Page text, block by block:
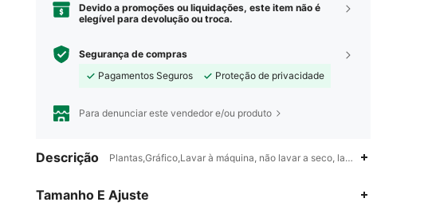
Devido a promoções ou liquidações, este item não é
elegível para devolução ou troca.
Segurança de compras
Pagamentos Seguros
Proteção de privacidade
Para denunciar este vendedor e/ou produto
Descrição Plantas,Gráfico,Lavar à máquina, não lavar a seco, lavar com
Tamanho E Ajuste